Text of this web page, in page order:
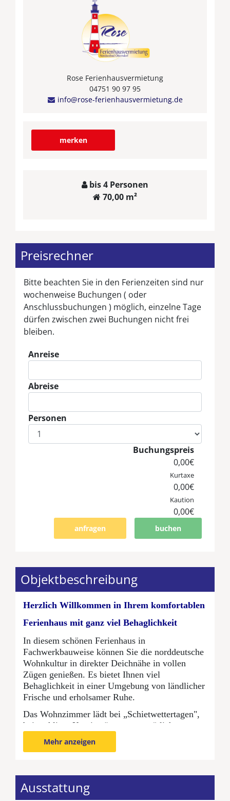
Rose Ferienhausvermietung
04751 90 97 95
info@rose-ferienhausvermietung.de
merken
bis 4 Personen
70,00 m²
Preisrechner
Bitte beachten Sie in den Ferienzeiten sind nur
wochenweise Buchungen ( oder
Anschlussbuchungen ) möglich, einzelne Tage
dürfen zwischen zwei Buchungen nicht frei
bleiben.
Anreise
Abreise
Personen
Eingabe Personen
Buchungspreis
0,00€
Kurtaxe
0,00€
Kaution
0,00€
buchen
anfragen
Objektbeschreibung
Herzlich Willkommen in Ihrem komfortablen
Ferienhaus mit ganz viel Behaglichkeit
In diesem schönen Ferienhaus in
Fachwerkbauweise können Sie die norddeutsche
Wohnkultur in direkter Deichnähe in vollen
Zügen genießen. Es bietet Ihnen viel
Behaglichkeit in einer Umgebung von ländlicher
Frische und erholsamer Ruhe.
Das Wohnzimmer lädt bei „Schietwettertagen",
bei wohliger Kaminwärme zu gemütlichen
Stunden ein. Neben dem Wohnzimmer mit
großer Fensterfront, Kaminofen und
Verfügung. Nehmen Sie sich in Ihrem hellen
Tageslichtbad eine entspannte Auszeit.
Mehr anzeigen
Ausstattung